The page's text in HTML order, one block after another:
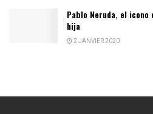
Pablo Neruda, el icono
hija
2 JANVIER 2020